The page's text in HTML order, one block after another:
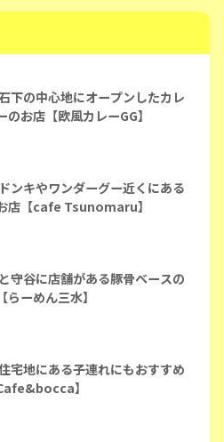
下の中心地にオープンしたカレ
のお店【欧風カレーGG】
ンキやワンダーグー近くにある
店【cafe Tsunomaru】
守谷に店舗がある豚骨ベースの
らーめん三水】
宅地にある子連れにもおすすめ
】